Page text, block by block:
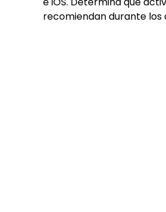
recomiendan durante los